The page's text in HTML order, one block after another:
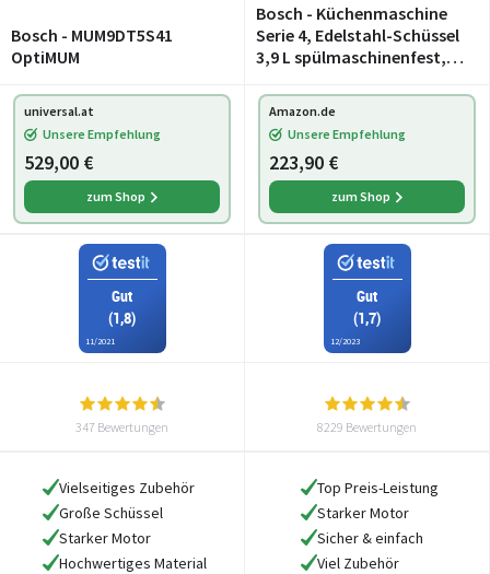
Bosch - MUM9DT5S41
OptiMUM
Bosch - Küchenmaschine
Serie 4, Edelstahl-Schüssel
3,9 L spülmaschinenfest,
Planetenrührwerk,Knethak
en,Schlag,Rührbesen,
Durchlaufschnitzler, 3
universal.at
Unsere Empfehlung
529,00 €
zum Shop
Amazon.de
Unsere Empfehlung
223,90 €
zum Shop
Gut
(1,8)
11/2021
Gut
(1,7)
12/2023
347 Bewertungen 8229 Bewertungen
Vielseitiges Zubehör
Große Schüssel
Starker Motor
Hochwertiges Material
Top Preis-Leistung
Starker Motor
Sicher & einfach
Viel Zubehör